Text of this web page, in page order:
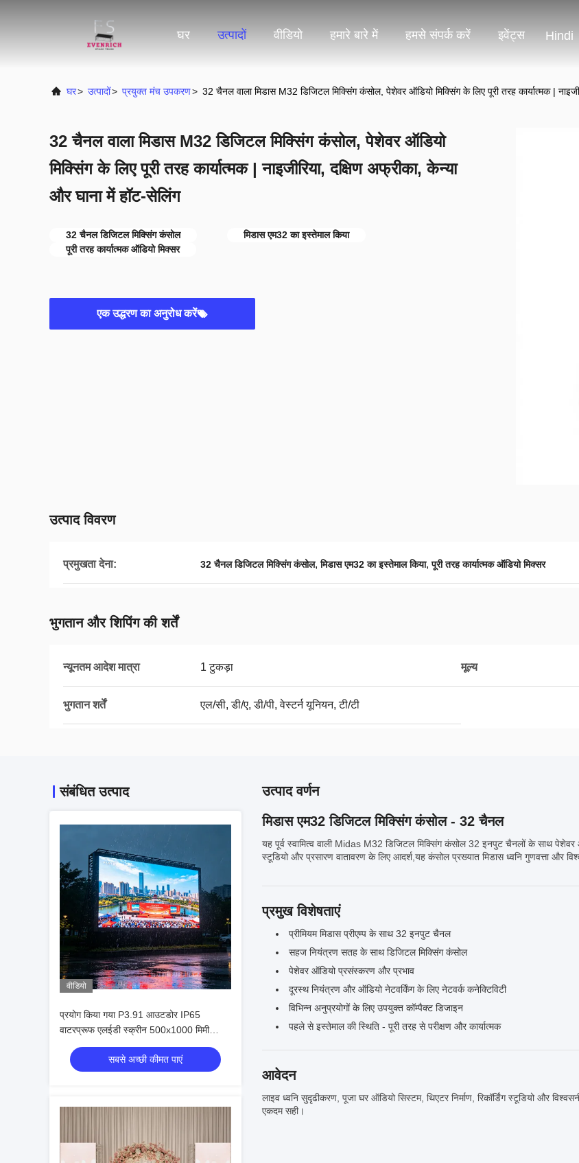
घर उत्पादों वीडियो हमारे बारे में हमसे संपर्क करें इवेंट्स Hindi
घर> उत्पादों> प्रयुक्त मंच उपकरण> 32 चैनल वाला मिडास M32 डिजिटल मिक्सिंग कंसोल, पेशेवर ऑडियो मिक्सिंग के लिए पूरी तरह कार्यात्मक |
32 चैनल वाला मिडास M32 डिजिटल मिक्सिंग कंसोल, पेशेवर ऑडियो
मिक्सिंग के लिए पूरी तरह कार्यात्मक | नाइजीरिया, दक्षिण अफ्रीका, केन्या
और घाना में हॉट-सेलिंग
32 चैनल डिजिटल मिक्सिंग कंसोल
मिडास एम32 का इस्तेमाल किया
पूरी तरह कार्यात्मक ऑडियो मिक्सर
एक उद्धरण का अनुरोध करें
उत्पाद विवरण
प्रमुखता देना: 32 चैनल डिजिटल मिक्सिंग कंसोल,मिडास एम32 का इस्तेमाल किया,पूरी तरह कार्यात्मक ऑडियो मिक्सर
भुगतान और शिपिंग की शर्तें
न्यूनतम आदेश मात्रा 1 टुकड़ा मूल्य
भुगतान शर्तें एल/सी, डी/ए, डी/पी, वेस्टर्न यूनियन, टी/टी
संबंधित उत्पाद
वीडियो
प्रयोग किया गया P3.91 आउटडोर IP65
वाटरप्रूफ एलईडी स्क्रीन 500x1000 मिमी
इवेंट्स के लिए किराए पर एलईडी वीडियो वॉल
सबसे अच्छी कीमत पाएं
उत्पाद वर्णन
मिडास एम32 डिजिटल मिक्सिंग कंसोल - 32 चैनल
यह पूर्व स्वामित्व वाली Midas M32 डिजिटल मिक्सिंग कंसोल 32 इनपुट चैनलों के साथ पेशेवर
स्टूडियो और प्रसारण वातावरण के लिए आदर्श,यह कंसोल प्रख्यात मिडास ध्वनि गुणवत्ता और
प्रमुख विशेषताएं
प्रीमियम मिडास प्रीएम्प के साथ 32 इनपुट चैनल
सहज नियंत्रण सतह के साथ डिजिटल मिक्सिंग कंसोल
पेशेवर ऑडियो प्रसंस्करण और प्रभाव
दूरस्थ नियंत्रण और ऑडियो नेटवर्किंग के लिए नेटवर्क कनेक्टिविटी
विभिन्न अनुप्रयोगों के लिए उपयुक्त कॉम्पैक्ट डिजाइन
पहले से इस्तेमाल की स्थिति - पूरी तरह से परीक्षण और कार्यात्मक
आवेदन
लाइव ध्वनि सुदृढीकरण, पूजा घर ऑडियो सिस्टम, थिएटर निर्माण, रिकॉर्डिंग स्टूडियो और
एकदम सही।